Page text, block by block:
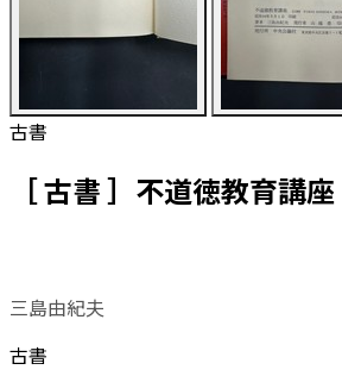
古書
［ 古書 ］不道徳教育講座
三島由紀夫
古書